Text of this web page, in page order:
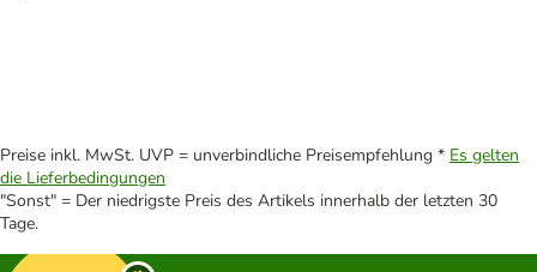
Preise inkl. MwSt. UVP = unverbindliche Preisempfehlung * Es gelten
die Lieferbedingungen
"Sonst" = Der niedrigste Preis des Artikels innerhalb der letzten 30
Tage.